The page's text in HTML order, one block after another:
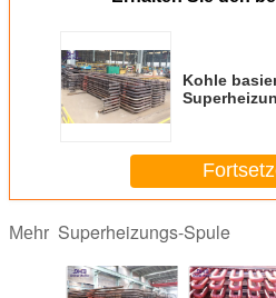
Kohle
Mehr Superheizungs-Spule